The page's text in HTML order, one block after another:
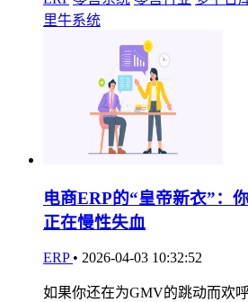
里牛系统
电商ERP的“皇帝新衣”：
正在慢性失血
ERP • 2026-04-03 10:32:52
如果你还在为GMV的跳动而欢